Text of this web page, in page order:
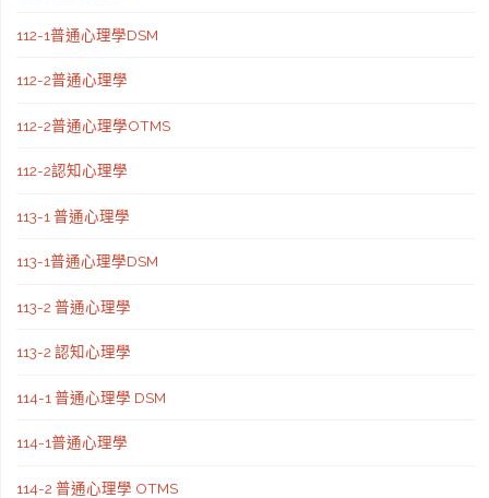
112-1普通心理學DSM
112-2普通心理學
112-2普通心理學OTMS
112-2認知心理學
113-1 普通心理學
113-1普通心理學DSM
113-2 普通心理學
113-2 認知心理學
114-1 普通心理學 DSM
114-1普通心理學
114-2 普通心理學 OTMS